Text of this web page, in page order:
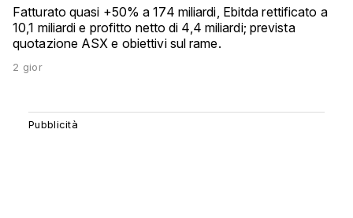
Fatturato quasi +50% a 174 miliardi, Ebitda rettificato a
10,1 miliardi e profitto netto di 4,4 miliardi; prevista
quotazione ASX e obiettivi sul rame.
2 gior